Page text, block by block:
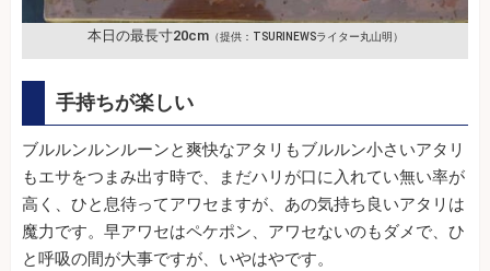
本日の最長寸20cm（提供：TSURINEWSライター丸山明）
手持ちが楽しい
ブルルンルンルーンと爽快なアタリもブルルン小さいアタリ
もエサをつまみ出す時で、まだハリが口に入れてい無い率が
高く、ひと息待ってアワセますが、あの気持ち良いアタリは
魔力です。早アワセはペケポン、アワセないのもダメで、ひ
と呼吸の間が大事ですが、いやはやです。